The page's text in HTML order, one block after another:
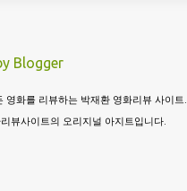
Blogger
화를 리뷰하는 박재환 영화리뷰 사이트.
뷰사이트의 오리지널 아지트입니다.